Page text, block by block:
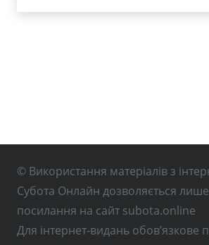
© Використання матеріалів з
Субота Онлайн дозволяється
посилання на сайт subota.online
Для інтернет-видань обов’язкове